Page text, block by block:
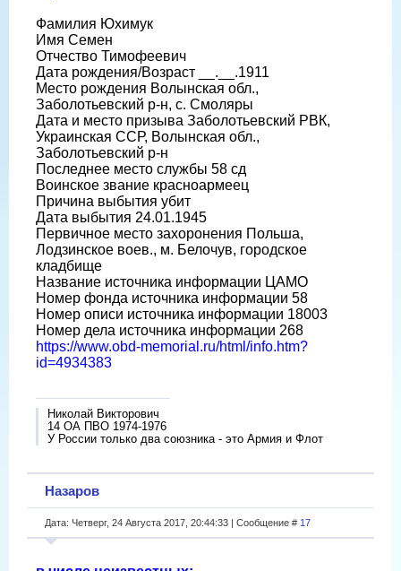
Фамилия Юхимук
Имя Семен
Отчество Тимофеевич
Дата рождения/Возраст __.__.1911
Место рождения Волынская обл.,
Заболотьевский р-н, с. Смоляры
Дата и место призыва Заболотьевский РВК,
Украинская ССР, Волынская обл.,
Заболотьевский р-н
Последнее место службы 58 сд
Воинское звание красноармеец
Причина выбытия убит
Дата выбытия 24.01.1945
Первичное место захоронения Польша,
Лодзинское воев., м. Белочув, городское
кладбище
Название источника информации ЦАМО
Номер фонда источника информации 58
Номер описи источника информации 18003
Номер дела источника информации 268
https://www.obd-memorial.ru/html/info.htm?
id=4934383
Николай Викторович
14 ОА ПВО 1974-1976
У России только два союзника - это Армия и Флот
Назаров
Дата: Четверг, 24 Августа 2017, 20:44:33 | Сообщение # 17